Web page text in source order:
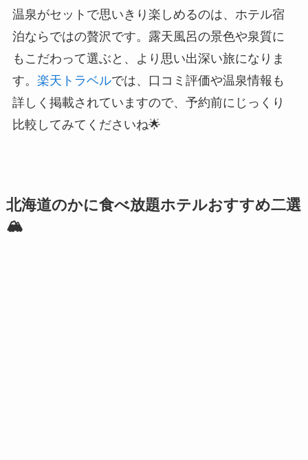
温泉がセットで思いきり楽しめるのは、ホテル宿
泊ならではの贅沢です。露天風呂の景色や泉質に
もこだわって選ぶと、より思い出深い旅になりま
す。 楽天トラベルでは、口コミ評価や温泉情報も
詳しく掲載されていますので、予約前にじっくり
比較してみてくださいね🌟
北海道のかに食べ放題ホテルおすすめ二選
🏔️